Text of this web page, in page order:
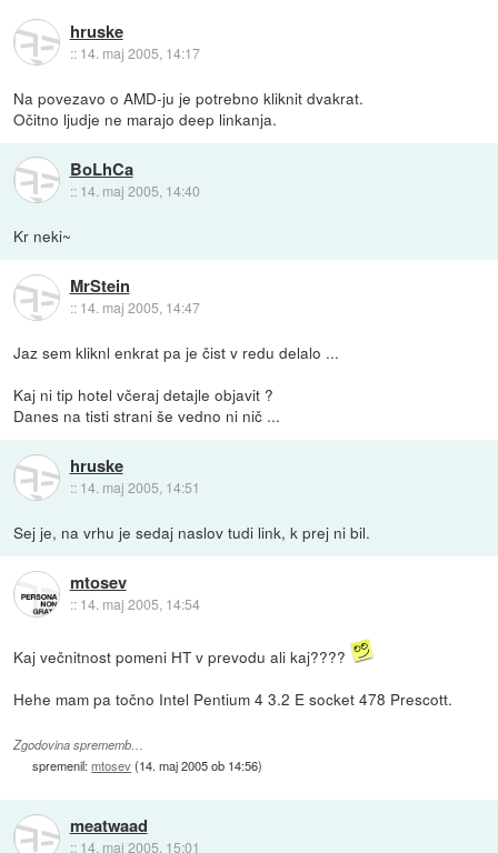
hruske
:: 14. maj 2005, 14:17
Na povezavo o AMD-ju je potrebno kliknit dvakrat.
Očitno ljudje ne marajo deep linkanja.
BoLhCa
:: 14. maj 2005, 14:40
Kr neki~
MrStein
:: 14. maj 2005, 14:47
Jaz sem kliknl enkrat pa je čist v redu delalo ...
Kaj ni tip hotel včeraj detajle objavit ?
Danes na tisti strani še vedno ni nič ...
hruske
:: 14. maj 2005, 14:51
Sej je, na vrhu je sedaj naslov tudi link, k prej ni bil.
mtosev
:: 14. maj 2005, 14:54
Kaj večnitnost pomeni HT v prevodu ali kaj????
Hehe mam pa točno Intel Pentium 4 3.2 E socket 478 Prescott.
Zgodovina sprememb…
spremenil:mtosev(14. maj 2005 ob 14:56)
meatwaad
:: 14. maj 2005, 15:01